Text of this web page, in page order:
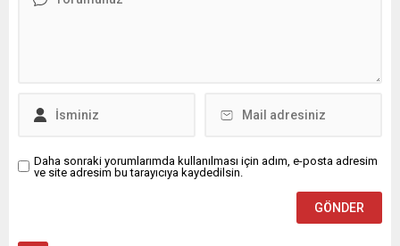
Daha sonraki yorumlarımda kullanılması için adım, e-posta adresim
ve site adresim bu tarayıcıya kaydedilsin.